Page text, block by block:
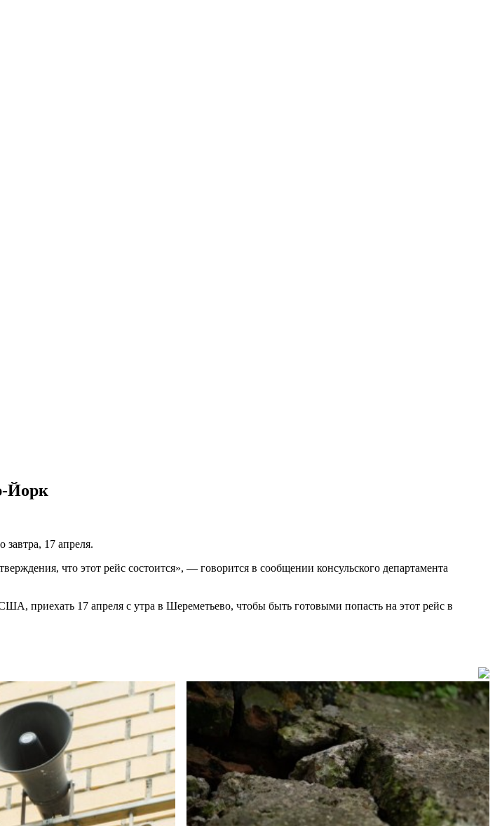
Йорк
17 апреля.
что этот рейс состоится», — говорится в сообщении консульского департамента
приехать 17 апреля с утра в Шереметьево, чтобы быть готовыми попасть на этот рейс в